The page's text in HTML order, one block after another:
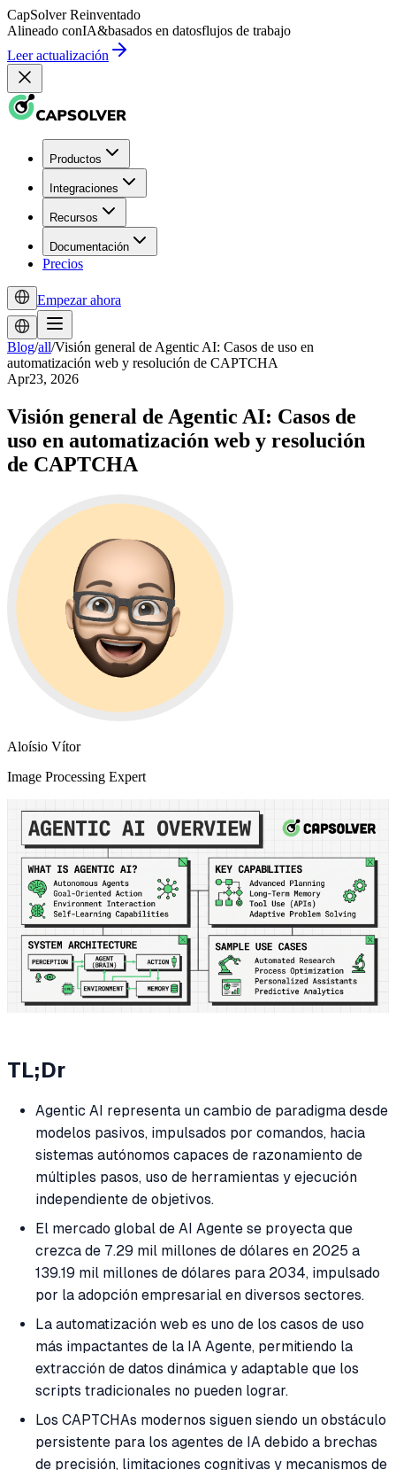
CapSolver Reinventado
Alineado conIA&basados en datosflujos de trabajo
Leer actualización
Productos
Integraciones
Recursos
Documentación
Precios
Empezar ahora
Blog/all/Visión general de Agentic AI: Casos de uso en
automatización web y resolución de CAPTCHA
Apr23, 2026
Visión general de Agentic AI: Casos de
uso en automatización web y resolución
de CAPTCHA
Aloísio Vítor
Image Processing Expert
TL;Dr
Agentic AI representa un cambio de paradigma desde
modelos pasivos, impulsados por comandos, hacia
sistemas autónomos capaces de razonamiento de
múltiples pasos, uso de herramientas y ejecución
independiente de objetivos.
El mercado global de AI Agente se proyecta que
crezca de 7.29 mil millones de dólares en 2025 a
139.19 mil millones de dólares para 2034, impulsado
por la adopción empresarial en diversos sectores.
La automatización web es uno de los casos de uso
más impactantes de la IA Agente, permitiendo la
extracción de datos dinámica y adaptable que los
scripts tradicionales no pueden lograr.
Los CAPTCHAs modernos siguen siendo un obstáculo
persistente para los agentes de IA debido a brechas
de precisión, limitaciones cognitivas y mecanismos de